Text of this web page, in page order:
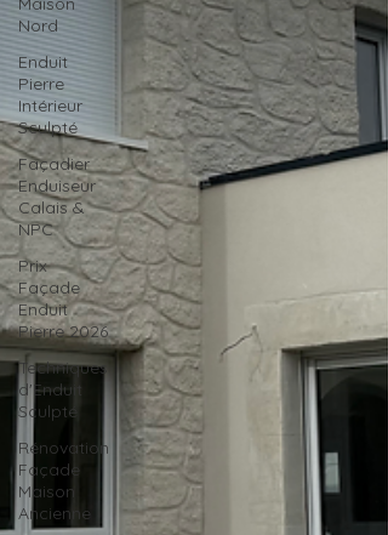
Nord
Enduit
Pierre
Intérieur
Sculpté
Façadier
Enduiseur
Calais &
NPC
Prix
Façade
Enduit
Pierre 2026
Techniques
d'Enduit
Sculpté
Rénovation
Façade
Maison
Ancienne